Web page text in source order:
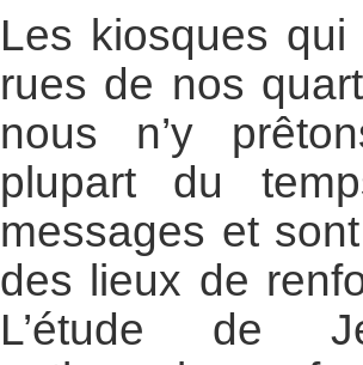
Les kiosques
rues de nos
nous n’y
plupart du
messages et
des lieux de
L’étude de